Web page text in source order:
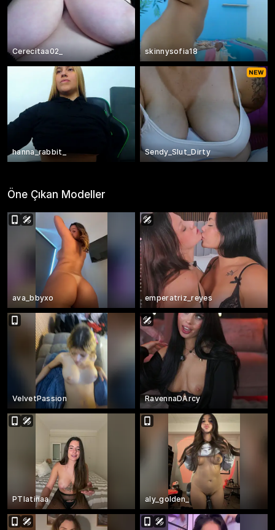
Cerecitaa02_ skinnysofia18
hanna_rabbit_ Sendy_Slut_Dirty
Öne Çıkan Modeller
ava_bbyxo emperatriz_reyes
VelvetPassion RavennaDArcy
PTlatinaa aly_golden_